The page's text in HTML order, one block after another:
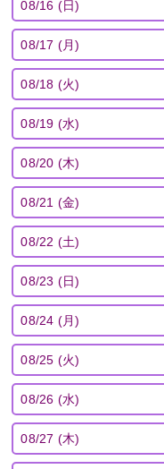
08/16 (日)
08/17 (月)
08/18 (火)
08/19 (水)
08/20 (木)
08/21 (金)
08/22 (土)
08/23 (日)
08/24 (月)
08/25 (火)
08/26 (水)
08/27 (木)